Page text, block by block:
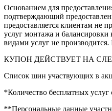
Основанием для
подтверждающий
предоставляется клиентам не
услуг монтажа и
видами услуг не
КУПОН ДЕЙСТВУЕТ НА
Список шин участвующих в
*Количество бесплатных
**Персональные данные